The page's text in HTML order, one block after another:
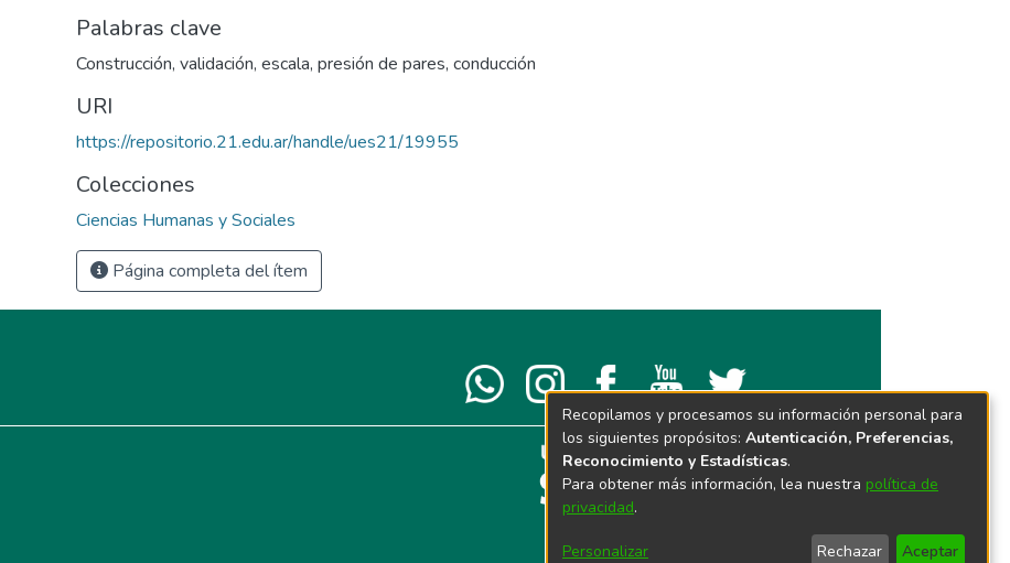
Palabras clave
Construcción, validación, escala, presión de pares, conducción
URI
https://repositorio.21.edu.ar/handle/ues21/19955
Colecciones
Ciencias Humanas y Sociales
Página completa del ítem
Recopilamos y procesamos su información personal para
los siguientes propósitos: Autenticación, Preferencias,
Reconocimiento y Estadísticas.
Para obtener más información, lea nuestra política de
privacidad.
Personalizar Rechazar Aceptar